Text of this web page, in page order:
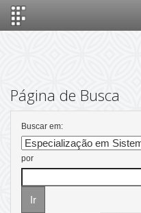
Página de Busca
Buscar em:
por